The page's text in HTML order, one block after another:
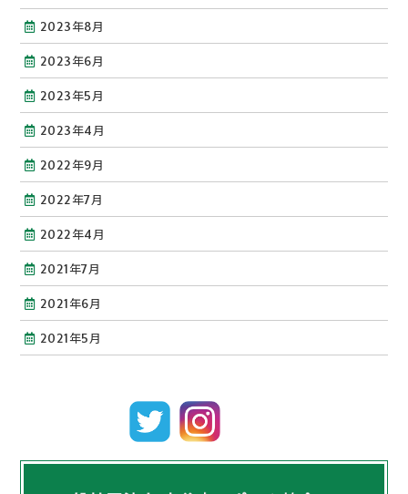
2023年8月
2023年6月
2023年5月
2023年4月
2022年9月
2022年7月
2022年4月
2021年7月
2021年6月
2021年5月